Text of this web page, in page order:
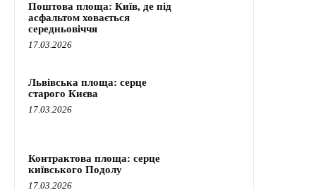
Поштова площа: Київ, де під
асфальтом ховається
середньовіччя
17.03.2026
Львівська площа: серце
старого Києва
17.03.2026
Контрактова площа: серце
київського Подолу
17.03.2026